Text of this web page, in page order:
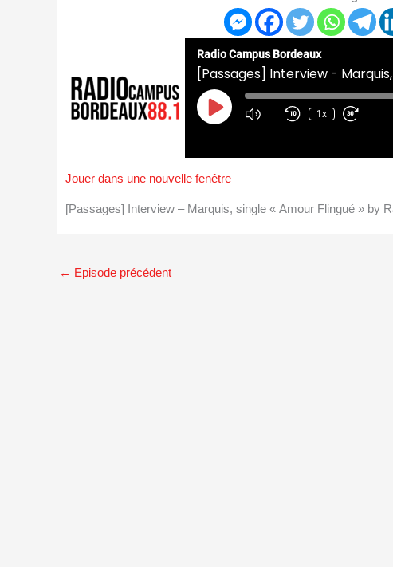
Radio Campus Bordeaux
[Passages] Interview -
Play
Episode
1x
Jouer dans une nouvelle fenêtre
[Passages] Interview – Marquis, single « Amour Flingué » by
← Episode précédent